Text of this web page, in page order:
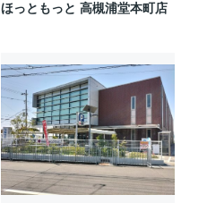
ほっともっと 高槻浦堂本町店